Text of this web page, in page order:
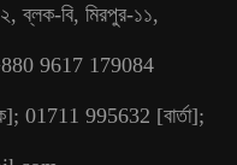
ব্লক-বি, মিরপুর-১১,
9617 179084
01711 995632 [বার্তা];